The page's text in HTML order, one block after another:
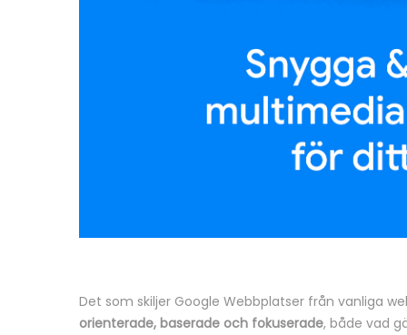
Det som skiljer Google Webbplatser från vanliga
orienterade, baserade och fokuserade, både vad